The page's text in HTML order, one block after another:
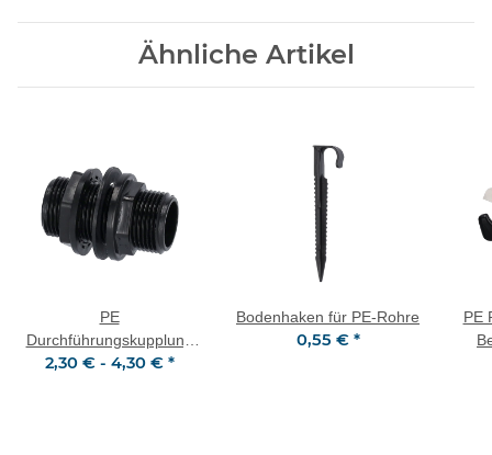
Ähnliche Artikel
PE
Durchführungskupplung
Außengewinde (AG)
2,30 € - 4,30 € *
Bodenhaken für PE-Rohre
0,55 € *
PE